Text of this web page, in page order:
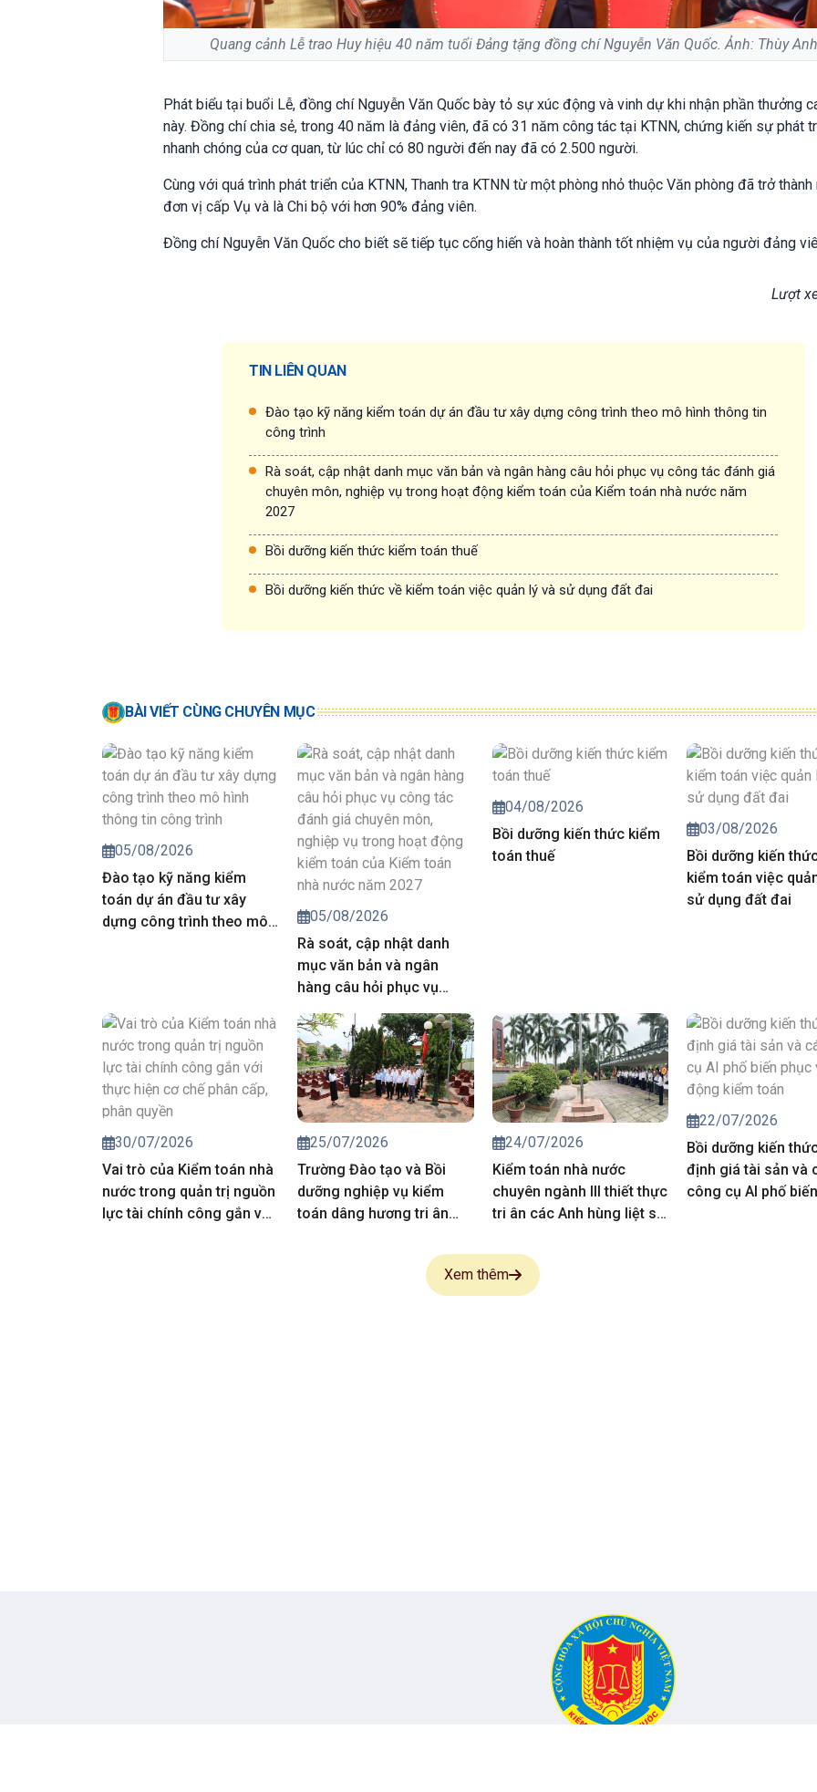
Quang cảnh Lễ trao Huy hiệu 40 năm tuổi Đảng tặng đồng chí Nguyễn Văn Quốc. Ảnh: Thùy Anh
Phát biểu tại buổi Lễ, đồng chí Nguyễn Văn Quốc bày tỏ sự xúc động và vinh dự khi nhận phần thưởng
này. Đồng chí chia sẻ, trong 40 năm là đảng viên, đã có 31 năm công tác tại KTNN, chứng kiến sự phát
nhanh chóng của cơ quan, từ lúc chỉ có 80 người đến nay đã có 2.500 người.
Cùng với quá trình phát triển của KTNN, Thanh tra KTNN từ một phòng nhỏ thuộc Văn phòng đã trở thành
đơn vị cấp Vụ và là Chi bộ với hơn 90% đảng viên.
Đồng chí Nguyễn Văn Quốc cho biết sẽ tiếp tục cống hiến và hoàn thành tốt nhiệm vụ của người đảng
Lượt
TIN LIÊN QUAN
Đào tạo kỹ năng kiểm toán dự án đầu tư xây dựng công trình theo mô hình thông tin
công trình
Rà soát, cập nhật danh mục văn bản và ngân hàng câu hỏi phục vụ công tác đánh giá
chuyên môn, nghiệp vụ trong hoạt động kiểm toán của Kiểm toán nhà nước năm
2027
Bồi dưỡng kiến thức kiểm toán thuế
Bồi dưỡng kiến thức về kiểm toán việc quản lý và sử dụng đất đai
BÀI VIẾT CÙNG CHUYÊN MỤC
05/08/2026
Đào tạo kỹ năng kiểm
toán dự án đầu tư xây
dựng công trình theo mô
05/08/2026
Rà soát, cập nhật danh
mục văn bản và ngân
hàng câu hỏi phục vụ
môn, nghiệp vụ trong hoạt
động kiểm toán của Kiểm
toán nhà nước năm 2027
04/08/2026
Bồi dưỡng kiến thức kiểm
toán thuế
03/08/2026
Bồi dưỡng kiến
kiểm toán việc
sử dụng đất đai
30/07/2026
Vai trò của Kiểm toán nhà
nước trong quản trị nguồn
lực tài chính công gắn với
25/07/2026
Trường Đào tạo và Bồi
dưỡng nghiệp vụ kiểm
toán dâng hương tri ân
24/07/2026
Kiểm toán nhà nước
chuyên ngành III thiết thực
tri ân các Anh hùng liệt sĩ,
22/07/2026
Bồi dưỡng kiến
định giá tài sản và
công cụ AI phố
Xem thêm